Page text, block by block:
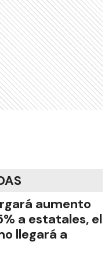
aumento
a estatales, el
llegará a